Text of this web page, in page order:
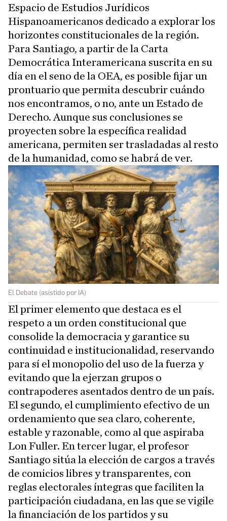
Espacio de Estudios Jurídicos
Hispanoamericanos dedicado a explorar los
horizontes constitucionales de la región.
Para Santiago, a partir de la Carta
Democrática Interamericana suscrita en su
día en el seno de la OEA, es posible fijar un
prontuario que permita descubrir cuándo
nos encontramos, o no, ante un Estado de
Derecho. Aunque sus conclusiones se
proyecten sobre la específica realidad
americana, permiten ser trasladadas al resto
de la humanidad, como se habrá de ver.
El Debate (asistido por IA)
El primer elemento que destaca es el
respeto a un orden constitucional que
consolide la democracia y garantice su
continuidad e institucionalidad, reservando
para sí el monopolio del uso de la fuerza y
evitando que la ejerzan grupos o
contrapoderes asentados dentro de un país.
El segundo, el cumplimiento efectivo de un
ordenamiento que sea claro, coherente,
estable y razonable, como al que aspiraba
Lon Fuller. En tercer lugar, el profesor
Santiago sitúa la elección de cargos a través
de comicios libres y transparentes, con
reglas electorales íntegras que faciliten la
participación ciudadana, en las que se vigile
la financiación de los partidos y su